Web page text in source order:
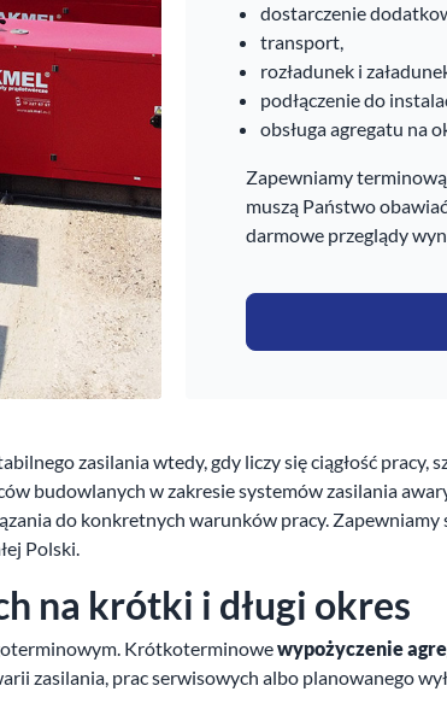
dostarczenie
transport,
rozładunek i
podłączenie do
obsługa agregatu na
Zapewniamy
muszą Państwo
darmowe przeglądy
zasilania wtedy, gdy liczy się ciągłość pracy,
budowlanych w zakresie systemów zasilania
do konkretnych warunków pracy. Zapewniamy
Polski.
na krótki i długi okres
Krótkoterminowewypożyczenie
zasilania, prac serwisowych albo planowanego